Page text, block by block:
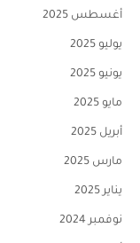
أغسطس 2025
يوليو 2025
يونيو 2025
مايو 2025
أبريل 2025
مارس 2025
يناير 2025
نوفمبر 2024